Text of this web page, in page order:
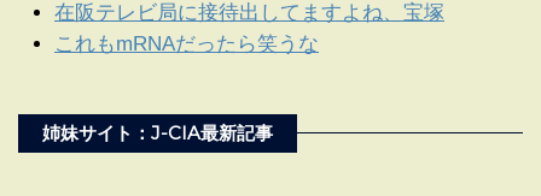
在阪テレビ局に接待出してますよね、宝塚
これもmRNAだったら笑うな
姉妹サイト：J-CIA最新記事